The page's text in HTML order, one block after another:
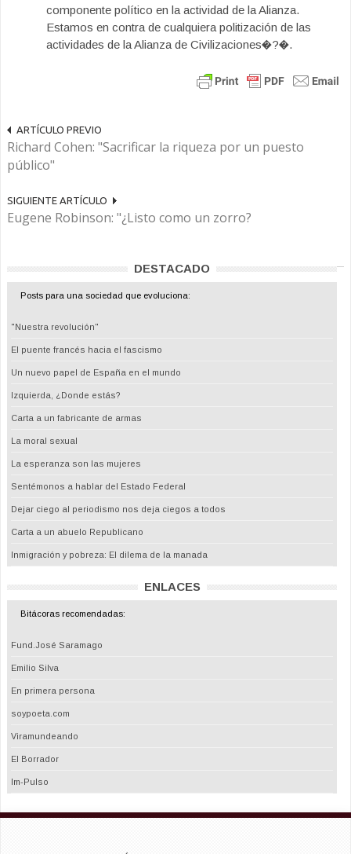
componente político en la actividad de la Alianza.
Estamos en contra de cualquiera politización de las
actividades de la Alianza de Civilizaciones�?�.
ARTÍCULO PREVIO
Richard Cohen: "Sacrificar la riqueza por un puesto
público"
SIGUIENTE ARTÍCULO
Eugene Robinson: "¿Listo como un zorro?
DESTACADO
Posts para una sociedad que evoluciona:
"Nuestra revolución"
El puente francés hacia el fascismo
Un nuevo papel de España en el mundo
Izquierda, ¿Donde estás?
Carta a un fabricante de armas
La moral sexual
La esperanza son las mujeres
Sentémonos a hablar del Estado Federal
Dejar ciego al periodismo nos deja ciegos a todos
Carta a un abuelo Republicano
Inmigración y pobreza: El dilema de la manada
ENLACES
Bitácoras recomendadas:
Fund.José Saramago
Emilio Silva
En primera persona
soypoeta.com
Viramundeando
El Borrador
Im-Pulso